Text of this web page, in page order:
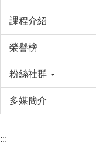
課程介紹
榮譽榜
粉絲社群
多媒簡介
:::